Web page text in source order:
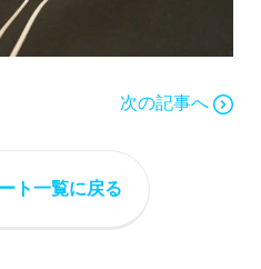
次の記事へ
ト一覧に戻る